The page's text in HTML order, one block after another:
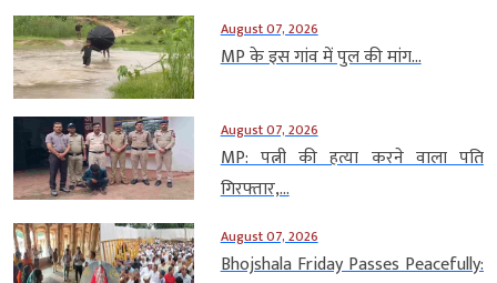
August 07, 2026
MP के इस गांव में पुल की मांग...
August 07, 2026
MP: पत्नी की हत्या करने वाला पति
गिरफ्तार,...
August 07, 2026
Bhojshala Friday Passes Peacefully: